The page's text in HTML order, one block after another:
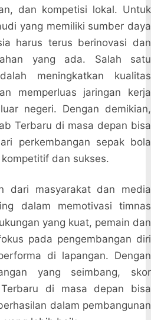
dan kompetisi lokal. Untuk
yang memiliki sumber daya
harus terus berinovasi dan
yang ada. Salah satu
meningkatkan kualitas
memperluas jaringan kerja
negeri. Dengan demikian,
Terbaru di masa depan bisa
perkembangan sepak bola
dan sukses.
dari masyarakat dan media
dalam memotivasi timnas
yang kuat, pemain dan
pada pengembangan diri
di lapangan. Dengan
yang seimbang, skor
di masa depan bisa
dalam pembangunan